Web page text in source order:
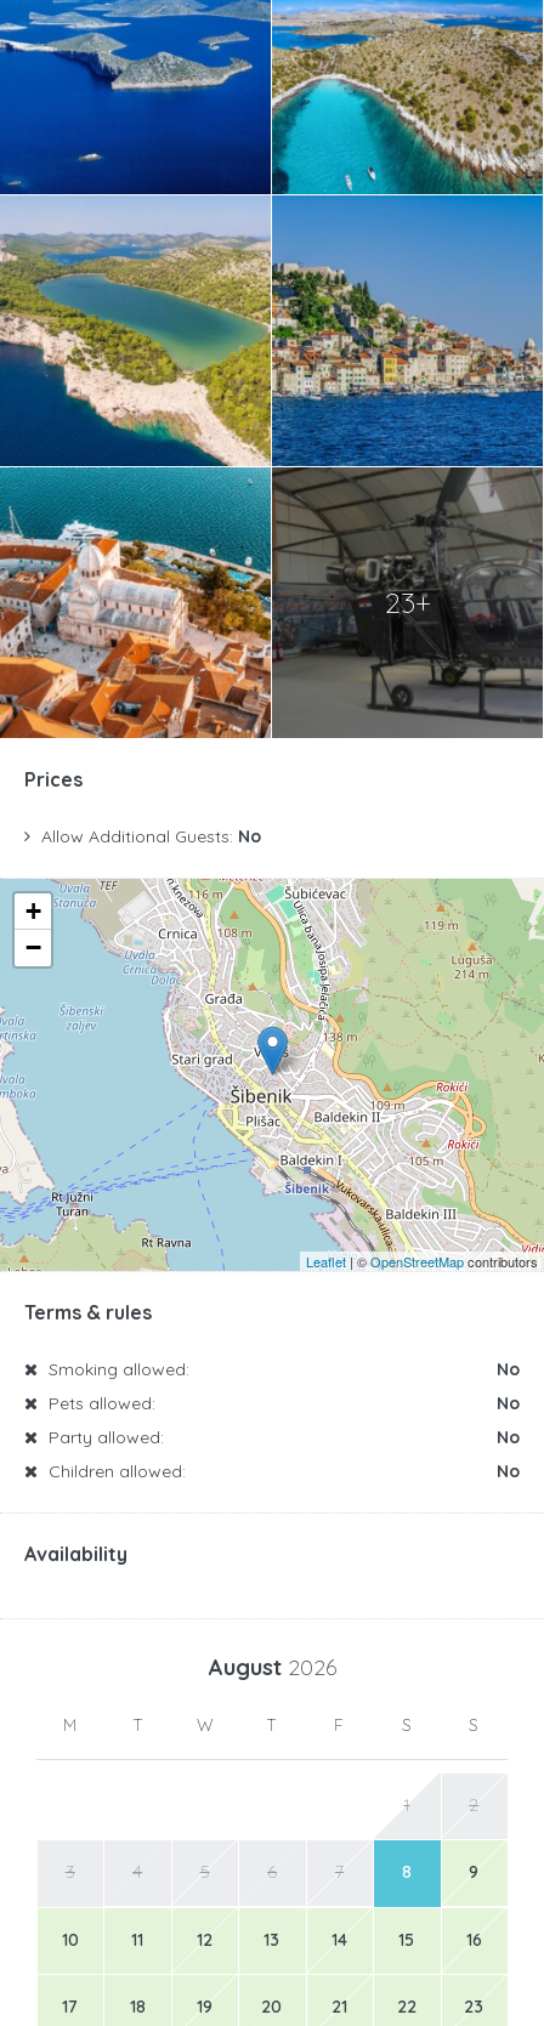
23+
Prices
Allow Additional Guests: No
+
−
Leaflet| ©OpenStreetMapcontributors
Terms & rules
Smoking allowed:
No
Pets allowed:
No
Party allowed:
No
Children allowed:
No
Availability
August 2026
M T W T F S S
1 2
3 4 5 6 7 8 9
10 11 12 13 14 15 16
17 18 19 20 21 22 23